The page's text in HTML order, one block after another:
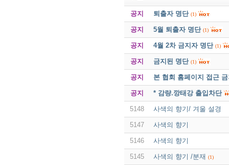
공지 퇴출자 명단 (1)
공지 5월 퇴출자 명단 (1)
공지 4월 2차 금지자 명단 (1)
공지 금지된 명단 (1)
공지 본 협회 홈페이지 접근
공지 * 감량.깡태강 출입차단
5148 사색의 향기/ 겨울 설경
5147 사색의 향기
5146 사색의 향기
5145 사색의 향기 /분재 (1)